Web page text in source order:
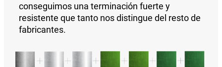
conseguimos una terminación fuerte y
resistente que tanto nos distingue del resto de
fabricantes.